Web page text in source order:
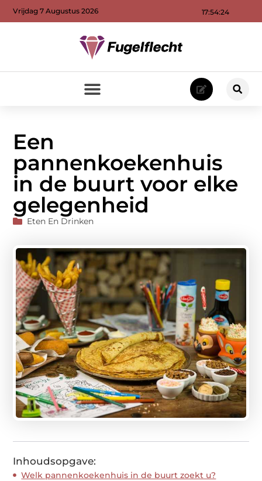
17:54:26
Vrijdag 7 Augustus 2026
Een
pannenkoekenhuis
in de buurt voor elke
gelegenheid
Eten En Drinken
Inhoudsopgave:
Welk pannenkoekenhuis in de buurt zoekt u?